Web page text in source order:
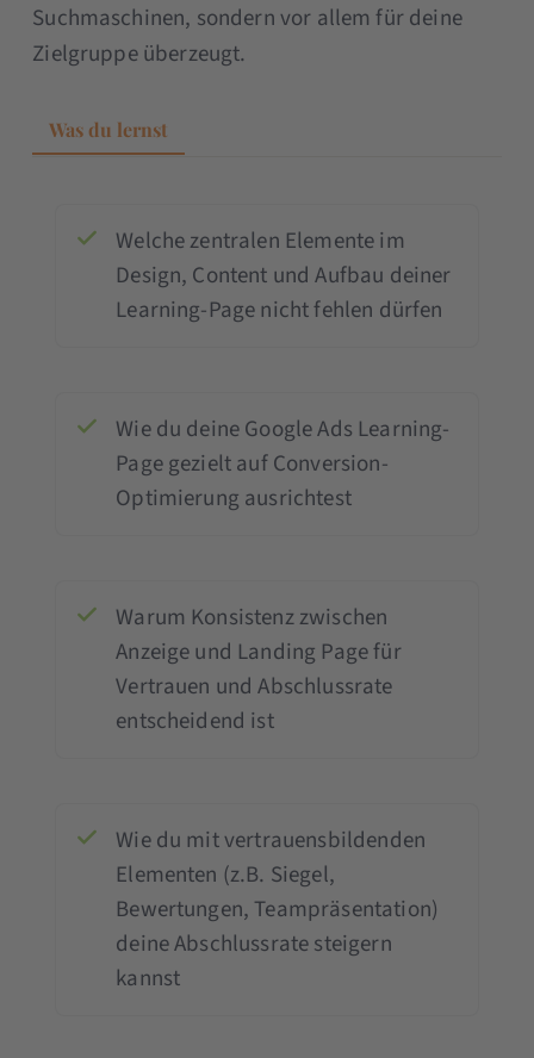
Suchmaschinen, sondern vor allem für deine
Zielgruppe überzeugt.
Was du lernst
Welche zentralen Elemente im
Design, Content und Aufbau deiner
Learning-Page nicht fehlen dürfen
Wie du deine Google Ads Learning-
Page gezielt auf Conversion-
Optimierung ausrichtest
Warum Konsistenz zwischen
Anzeige und Landing Page für
Vertrauen und Abschlussrate
entscheidend ist
Wie du mit vertrauensbildenden
Elementen (z.B. Siegel,
Bewertungen, Teampräsentation)
deine Abschlussrate steigern
kannst